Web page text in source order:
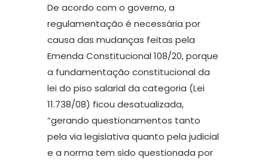
De acordo com o governo, a
regulamentação é necessária por
causa das mudanças feitas pela
Emenda Constitucional 108/20, porque
a fundamentação constitucional da
lei do piso salarial da categoria (Lei
11.738/08) ficou desatualizada,
“gerando questionamentos tanto
pela via legislativa quanto pela judicial
e a norma tem sido questionada por